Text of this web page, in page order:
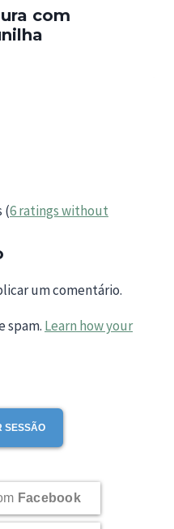
com
(6 ratings without
um comentário.
spam. Learn how your
SESSÃO
Facebook